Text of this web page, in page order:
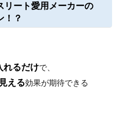
リート愛用メーカーの
！？
れるだけで、
える効果が期待できる